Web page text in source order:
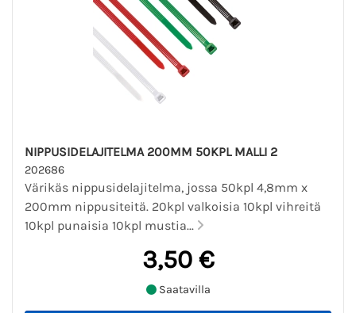
NIPPUSIDELAJITELMA 200MM 50KPL MALLI 2
202686
Värikäs nippusidelajitelma, jossa 50kpl 4,8mm x
200mm nippusiteitä. 20kpl valkoisia 10kpl vihreitä
10kpl punaisia 10kpl mustia...
3,50 €
Saatavilla